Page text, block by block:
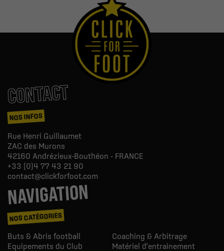
CONTACT
NOS INFOS
Rue Henri Guillaumet
ZAC des Murons
42160 Andrézieux-Bouthéon - FRANCE
+33 (0)4 77 43 21 90
contact@clickforfoot.com
NAVIGATION
NOS CATÉGORIES
Buts & Abris football
Coaching & Arbitrage
Equipements du Club
Matériel d'entrainement